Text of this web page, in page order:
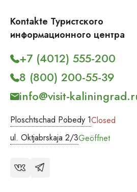
Kontakte Туристского
информационного центра
Ploschtschad Pobedy 1Closed
ul. Oktjabrskaja 2/3Geöffnet
+7 (4012) 555-200
8 (800) 200-55-39
info@visit-